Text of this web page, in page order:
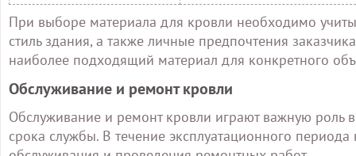
При выборе материала для кровли необходимо
стиль здания, а также личные предпочтения
наиболее подходящий материал для конкретного
Обслуживание и ремонт кровли
Обслуживание и ремонт кровли играют важную
срока службы. В течение эксплуатационного